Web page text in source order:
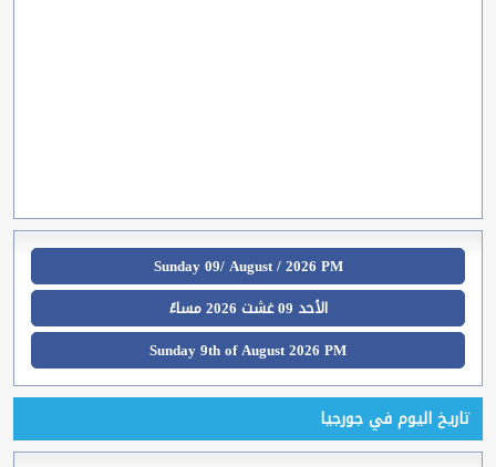
Sunday 09/ August / 2026 PM
الأحد 09 غشت 2026 مساءً
Sunday 9th of August 2026 PM
تاريخ اليوم في جورجيا